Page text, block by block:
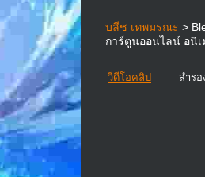
บลีช เทพมรณะ >
การ์ตูนออนไลน์ อนิ
วีดีโอคลิป สำรอ